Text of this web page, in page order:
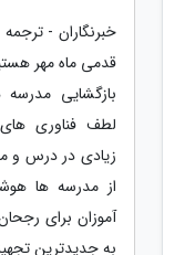
خبرنگاران -
قدمی ماه مهر
بازگشایی مدرسه
لطف فناوری
زیادی در درس و
از مدرسه ها
آموزان برای
به جدیدترین